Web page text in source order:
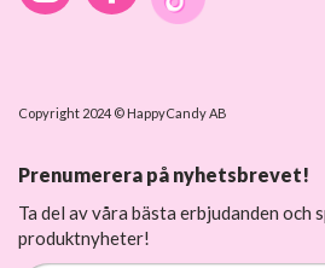
Copyright 2024 © HappyCandy AB
Prenumerera på nyhetsbrevet!
Ta del av våra bästa erbjudanden och
produktnyheter!